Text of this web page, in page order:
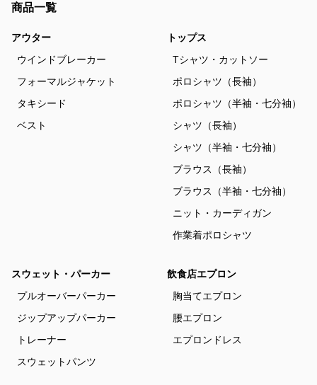
商品一覧
アウター
ウインドブレーカー
フォーマルジャケット
タキシード
ベスト
トップス
Tシャツ・カットソー
ポロシャツ（長袖）
ポロシャツ（半袖・七分袖）
シャツ（長袖）
シャツ（半袖・七分袖）
ブラウス（長袖）
ブラウス（半袖・七分袖）
ニット・カーディガン
作業着ポロシャツ
スウェット・パーカー
プルオーバーパーカー
ジップアップパーカー
トレーナー
スウェットパンツ
飲食店エプロン
胸当てエプロン
腰エプロン
エプロンドレス